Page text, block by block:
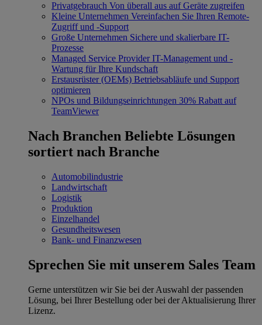
Privatgebrauch Von überall aus auf Geräte zugreifen
Kleine Unternehmen Vereinfachen Sie Ihren Remote-
Zugriff und -Support
Große Unternehmen Sichere und skalierbare IT-
Prozesse
Managed Service Provider IT-Management und -
Wartung für Ihre Kundschaft
Erstausrüster (OEMs) Betriebsabläufe und Support
optimieren
NPOs und Bildungseinrichtungen 30% Rabatt auf
TeamViewer
Nach Branchen Beliebte Lösungen
sortiert nach Branche
Automobilindustrie
Landwirtschaft
Logistik
Produktion
Einzelhandel
Gesundheitswesen
Bank- und Finanzwesen
Sprechen Sie mit unserem Sales Team
Gerne unterstützen wir Sie bei der Auswahl der passenden
Lösung, bei Ihrer Bestellung oder bei der Aktualisierung Ihrer
Lizenz.